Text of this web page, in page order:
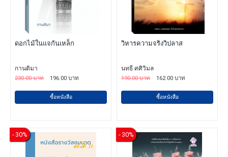
ดอกไม้ในแจกันเหล็ก
กานติมา
230.00 บาท
196.00 บาท
ซื้อหนังสือ
วิหารความจริงวิปลาส
นทธี ศศิวิมล
190.00 บาท
162.00 บาท
ซื้อหนังสือ
- 30% - 30%